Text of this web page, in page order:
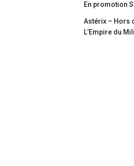
En promotion
Astérix – Hors
L’Empire du